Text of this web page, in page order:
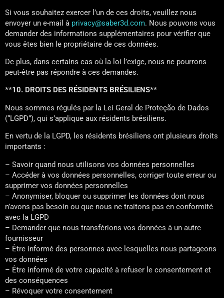
Si vous souhaitez exercer l’un de ces droits, veuillez nous
envoyer un e-mail à privacy@saber3d.com. Nous pouvons vous
demander des informations supplémentaires pour vérifier que
vous êtes bien le propriétaire de ces données.
De plus, dans certains cas où la loi l’exige, nous ne pourrons
peut-être pas répondre à ces demandes.
**10. DROITS DES RÉSIDENTS BRÉSILIENS**
Nous sommes régulés par la Lei Geral de Proteção de Dados
(“LGPD”), qui s’applique aux résidents brésiliens.
En vertu de la LGPD, les résidents brésiliens ont plusieurs droits
importants :
– Savoir quand nous utilisons vos données personnelles
– Accéder à vos données personnelles, corriger toute erreur ou
supprimer vos données personnelles
– Anonymiser, bloquer ou supprimer les données dont nous
n’avons pas besoin ou que nous ne traitons pas en conformité
avec la LGPD
– Demander que nous transférions vos données à un autre
fournisseur
– Être informé des personnes avec lesquelles nous partageons
vos données
– Être informé de votre capacité à refuser le consentement et
des conséquences
– Révoquer votre consentement